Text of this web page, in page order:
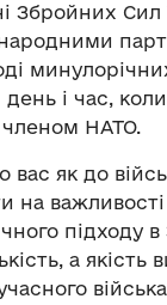
Збройних Сил
і час,
НАТО.
як до
на
підходу
а якість